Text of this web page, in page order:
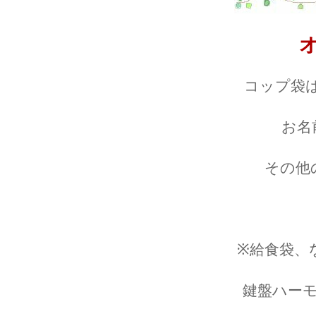
コップ袋
お名
その他
※給食袋、
鍵盤ハー